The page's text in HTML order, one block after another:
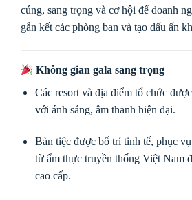
cúng, sang trọng và cơ hội để doanh
gắn kết các phòng ban và tạo dấu ấn
Không gian gala sang trọng
Các resort và địa điểm tổ chức
với ánh sáng, âm thanh hiện đại.
Bàn tiệc được bố trí tinh tế, phục
từ ẩm thực truyền thống Việt Nam
cao cấp.